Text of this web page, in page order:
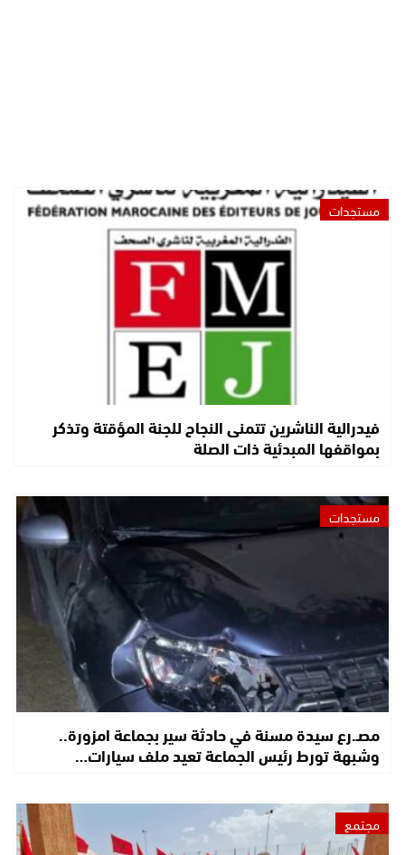
مستجدات
فيدرالية الناشرين تتمنى النجاح للجنة المؤقتة وتذكر
بمواقفها المبدئية ذات الصلة
مستجدات
مصـ.رع سيدة مسنة في حادثة سير بجماعة امزورة..
وشبهة تورط رئيس الجماعة تعيد ملف سيارات…
مجتمع